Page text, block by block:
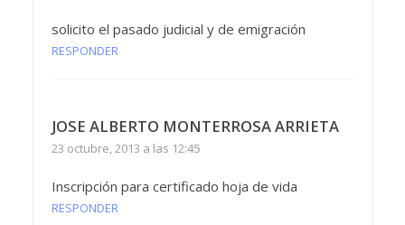
solicito el pasado judicial y de emigración
RESPONDER
JOSE ALBERTO MONTERROSA ARRIETA
23 octubre, 2013 a las 12:45
Inscripción para certificado hoja de vida
RESPONDER